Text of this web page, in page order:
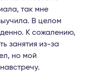
так мне
В целом
К сожалению,
занятия из-за
но мой